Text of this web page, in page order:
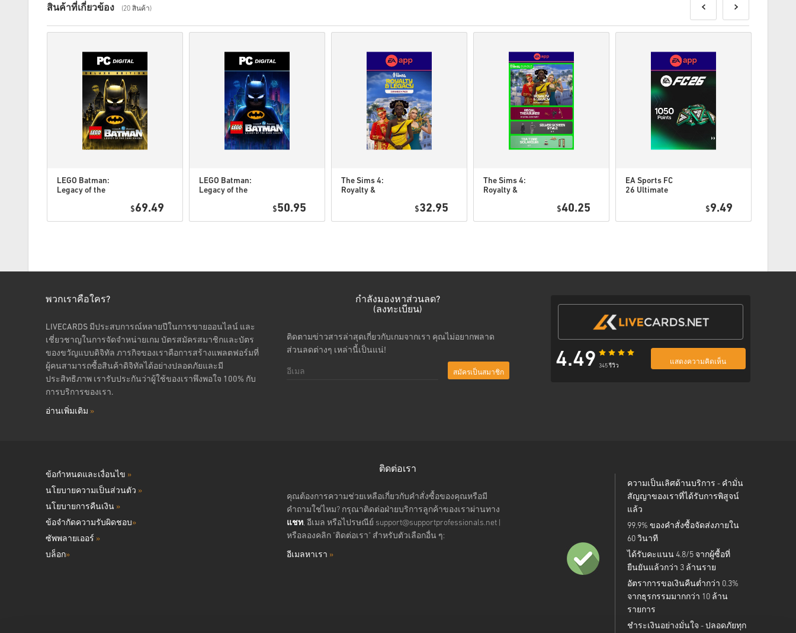
ดูคู่มือสั้น ๆ ด้านบน หรือทำตามขั้นตอนด้านล่าง 👇
คุณกำลังซื้อผลิตภัณฑ์ดิจิทัลเท่านั้น.
หากคุณประสบปัญหาในการสั่งซื้อโปรดแจ้งให้เราทราบโดยใช้แบบฟอร์ม
โค้ดที่ดาวน์โหลดได้เหล่านี้ผลิตโดยผู้พัฒนาเกมดังนั้นจึงเป็นโค้ดต้นฉบับ.
รหัสเหล่านี้ไม่มีวันหมดอายุ.
เนื้อหาที่ดาวน์โหลดได้หรือผลิตภัณฑ์ DLC - คุณต้องมีเกมต้นฉบับจึงจะเล่น
สำหรับบางผลิตภัณฑ์ คุณอาจจะได้รับรหัสมากกว่าหนึ่งรหัส
สินค้าที่เกี่ยวข้อง (20 สินค้า)
LEGO Batman:
Legacy of the
DLC PC
$69.49
LEGO Batman:
Legacy of the
$50.95
The Sims 4:
Royalty &
$32.95
The Sims 4:
Royalty &
(EA app)
$40.25
EA Sports FC
26 Ultimate
App) EU
$9.49
พวกเราคือใคร?
LIVECARDS มีประสบการณ์หลายปีในการขายออนไลน์ และ
เชี่ยวชาญในการจัดจำหน่ายเกม บัตรสมัครสมาชิกและบัตร
ของขวัญแบบดิจิทัล ภารกิจของเราคือการสร้างแพลตฟอร์มที่
ผู้คนสามารถซื้อสินค้าดิจิทัลได้อย่างปลอดภัยและมี
ประสิทธิภาพ เรารับประกันว่าผู้ใช้ของเราพึงพอใจ 100% กับ
การบริการของเรา.
อ่านเพิ่มเติม »
กำลังมองหาส่วนลด?
(ลงทะเบียน)
ติดตามข่าวสารล่าสุดเกี่ยวกับเกมจากเรา คุณไม่อยากพลาด
ส่วนลดต่างๆ เหล่านี้เป็นแน่!
สมัครเป็นสมาชิก
4.49 345 รีวิว
แสดงความคิดเห็น
ข้อกำหนดและเงื่อนไข »
นโยบายความเป็นส่วนตัว »
นโยบายการคืนเงิน »
ข้อจำกัดความรับผิดชอบ»
ซัพพลายเออร์ »
บล็อก»
ติดต่อเรา
คุณต้องการความช่วยเหลือเกี่ยวกับคำสั่งซื้อของคุณหรือมี
คำถามใช่ไหม? กรุณาติดต่อฝ่ายบริการลูกค้าของเราผ่านทาง
แชท, อีเมล หรือไปรษณีย์ support@supportprofessionals.net|
หรือลองคลิก "ติดต่อเรา" สำหรับตัวเลือกอื่น ๆ:
อีเมลหาเรา »
ความเป็นเลิศด้านบริการ - คำมั่น
สัญญาของเราที่ได้รับการพิสูจน์
แล้ว
99.9% ของคำสั่งซื้อจัดส่งภายใน
60 วินาที
ได้รับคะแนน 4.8/5 จากผู้ซื้อที่
ยืนยันแล้วกว่า 3 ล้านราย
อัตราการขอเงินคืนต่ำกว่า 0.3%
จากธุรกรรมมากกว่า 10 ล้าน
รายการ
ชำระเงินอย่างมั่นใจ - ปลอดภัยทุก